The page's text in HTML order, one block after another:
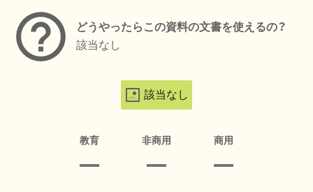
どうやったらこの資料の文書を使えるの？
該当なし
該当なし
教育 非商用 商用